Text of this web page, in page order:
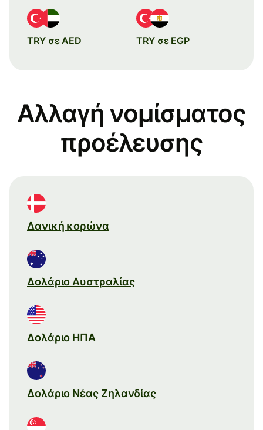
TRY σε AED TRY σε EGP
Αλλαγή νομίσματος
προέλευσης
Δανική κορώνα
Δολάριο Αυστραλίας
Δολάριο ΗΠΑ
Δολάριο Νέας Ζηλανδίας